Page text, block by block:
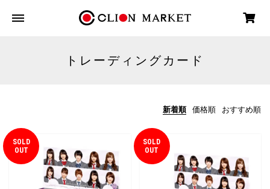
トレーディングカード
新着順 価格順 おすすめ順
SOLD
OUT
SOLD
OUT